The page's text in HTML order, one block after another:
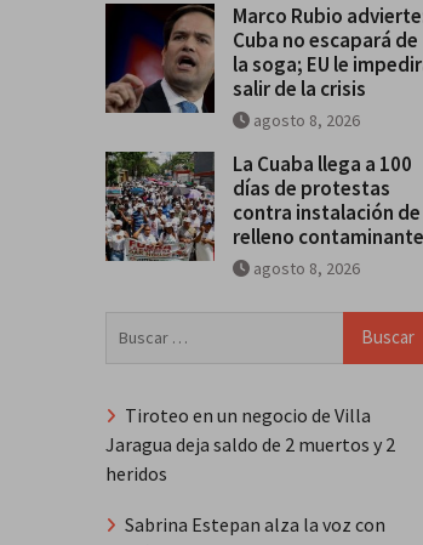
Marco Rubio
Cuba no escapará de
la soga; EU le
salir de la crisis
agosto 8, 2026
La Cuaba llega a 100
días de protestas
contra instalación de
relleno contaminante
agosto 8, 2026
Tiroteo en un negocio de Villa
Jaragua deja saldo de 2 muertos y 2
heridos
Sabrina Estepan alza la voz con